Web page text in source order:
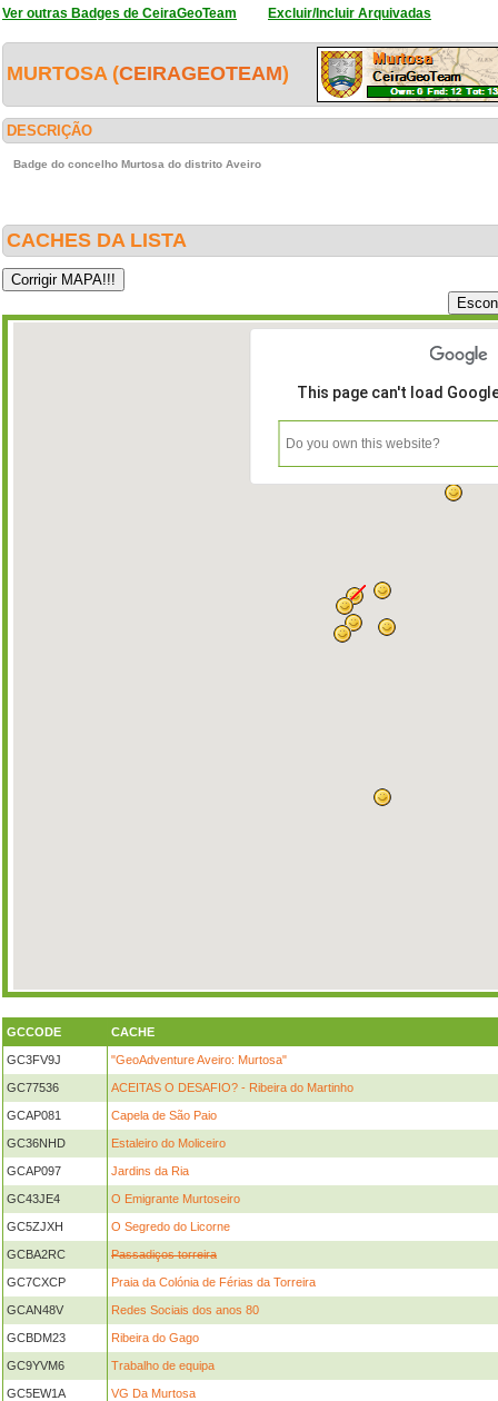
Ver outras Badges de CeiraGeoTeam Excluir/Incluir Arquivadas
MURTOSA (CEIRAGEOTEAM)
DESCRIÇÃO
Badge do concelho Murtosa do distrito Aveiro
CACHES DA LISTA
This page can't load
Do you own this website?
GCCODE CACHE
GC3FV9J "GeoAdventure Aveiro: Murtosa"
GC77536 ACEITAS O DESAFIO? - Ribeira do Martinho
GCAP081 Capela de São Paio
GC36NHD Estaleiro do Moliceiro
GCAP097 Jardins da Ria
GC43JE4 O Emigrante Murtoseiro
GC5ZJXH O Segredo do Licorne
GCBA2RC Passadiços torreira
GC7CXCP Praia da Colónia de Férias da Torreira
GCAN48V Redes Sociais dos anos 80
GCBDM23 Ribeira do Gago
GC9YVM6 Trabalho de equipa
GC5EW1A VG Da Murtosa